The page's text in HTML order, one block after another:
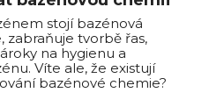
stojí bazénová
zabraňuje tvorbě řas,
na hygienu a
Víte ale, že existují
bazénové chemie?